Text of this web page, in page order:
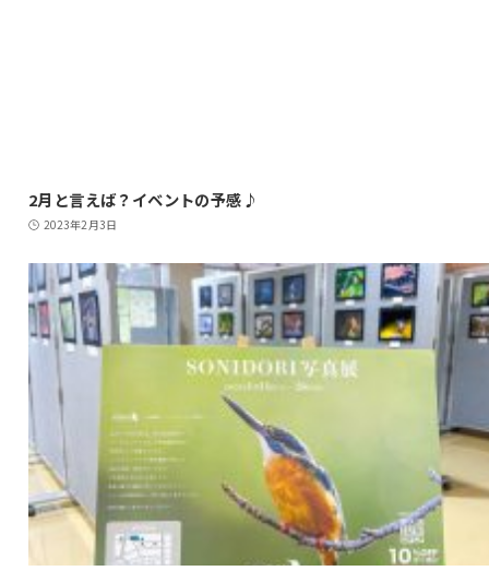
2月と言えば？イベントの予感♪
2023年2月3日